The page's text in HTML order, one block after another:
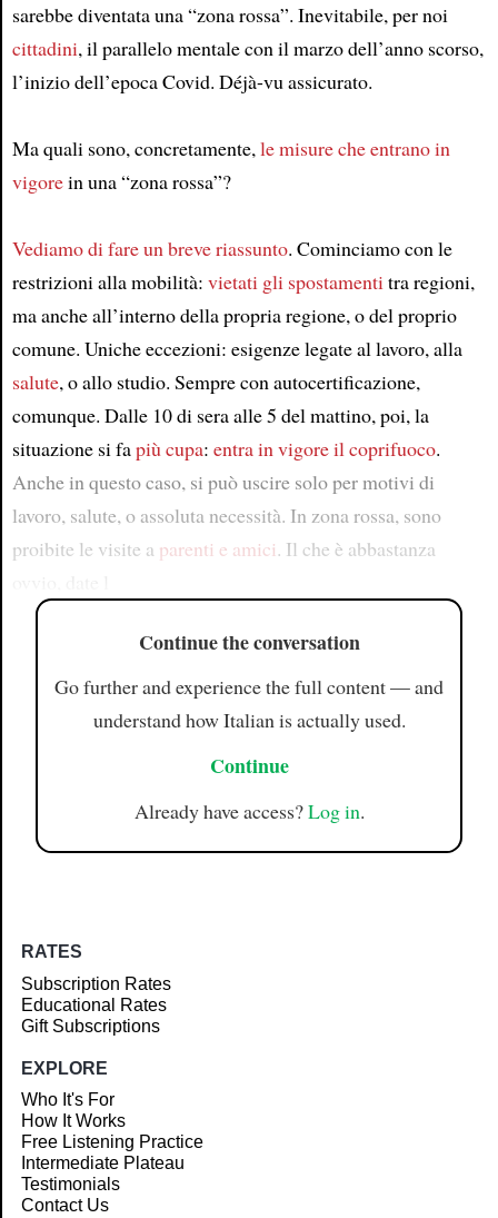
sarebbe diventata una “zona rossa”. Inevitabile, per noi
cittadini, il parallelo mentale con il marzo dell’anno scorso,
l’inizio dell’epoca Covid. Déjà-vu assicurato.
Ma quali sono, concretamente,le misure che entrano in
vigorein una “zona rossa”?
Vediamo di fare un breve riassunto. Cominciamo con le
restrizioni alla mobilità: vietati gli spostamentitra regioni,
ma anche all’interno della propria regione, o del proprio
comune. Uniche eccezioni: esigenze legate al lavoro, alla
salute, o allo studio. Sempre con autocertificazione,
comunque. Dalle 10 di sera alle 5 del mattino, poi, la
situazione si fapiù cupa: entra in vigore il coprifuoco.
Anche in questo caso, si può uscire solo per motivi di
lavoro, salute, o assoluta necessità. In zona rossa, sono
proibite le visite a parenti e amici. Il che è abbastanza
Continue the conversation
Go further and experience the full content — and
understand how Italian is actually used.
Continue
Already have access?Log in.
RATES
Subscription Rates
Educational Rates
Gift Subscriptions
EXPLORE
Who It's For
How It Works
Free Listening Practice
Intermediate Plateau
Testimonials
Contact Us